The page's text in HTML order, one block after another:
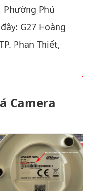
Phường Phú
G27 Hoàng
Phan Thiết,
Camera